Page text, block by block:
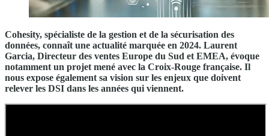
Cohesity, spécialiste de la gestion et de la sécurisation des
données, connaît une actualité marquée en 2024. Laurent
Garcia, Directeur des ventes Europe du Sud et EMEA, évoque
notamment un projet mené avec la Croix-Rouge française. Il
nous expose également sa vision sur les enjeux que doivent
relever les DSI dans les années qui viennent.